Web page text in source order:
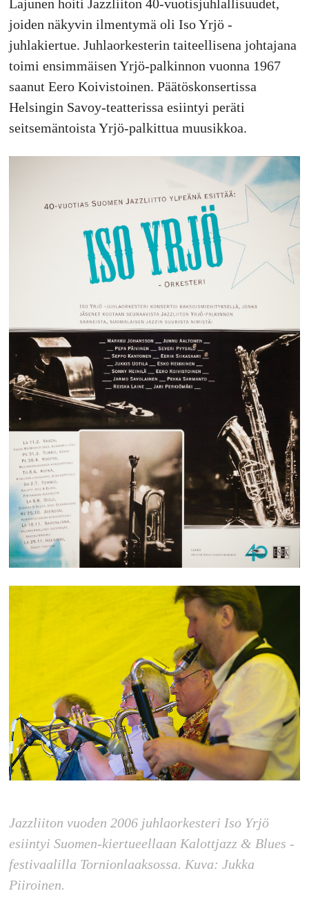
Lajunen hoiti Jazzliiton 40-vuotisjuhlallisuudet,
joiden näkyvin ilmentymä oli Iso Yrjö -
juhlakiertue. Juhlaorkesterin taiteellisena johtajana
toimi ensimmäisen Yrjö-palkinnon vuonna 1967
saanut Eero Koivistoinen. Päätöskonsertissa
Helsingin Savoy-teatterissa esiintyi peräti
seitsemäntoista Yrjö-palkittua muusikkoa.
Jazzliiton vuoden 2006 juhlaorkesteri Iso Yrjö
esiintyi Suomen-kiertueellaan Kalottjazz & Blues -
festivaalilla Tornionlaaksossa. Kuva: Jukka
Piiroinen.